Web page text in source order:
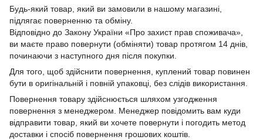
Будь-який товар, який ви замовили в нашому магазині,
підлягає поверненню та обміну.
Відповідно до Закону України «Про захист прав споживача»,
ви маєте право повернути (обміняти) товар протягом 14 днів,
починаючи з наступного дня після покупки.
Для того, щоб здійснити повернення, куплений товар повинен
бути в оригінальній і повній упаковці, без слідів використання.
Повернення товару здійснюється шляхом узгодження
повернення з менеджером. Менеджер повідомить вам куди
відправити товар, який ви хочете повернути і погодить метод
доставки і спосіб повернення грошових коштів.